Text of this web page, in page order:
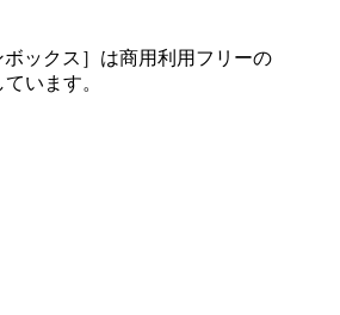
ックス］は商用利用フリーの
います。